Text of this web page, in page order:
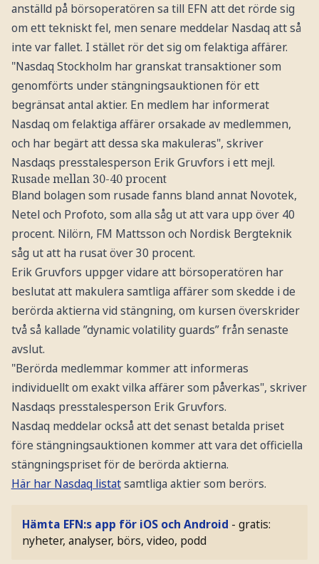
anställd på börsoperatören sa till EFN att det rörde sig
om ett tekniskt fel, men senare meddelar Nasdaq att så
inte var fallet. I stället rör det sig om felaktiga affärer.
"Nasdaq Stockholm har granskat transaktioner som
genomförts under stängningsauktionen för ett
begränsat antal aktier. En medlem har informerat
Nasdaq om felaktiga affärer orsakade av medlemmen,
och har begärt att dessa ska makuleras", skriver
Nasdaqs presstalesperson Erik Gruvfors i ett mejl.
Rusade mellan 30-40 procent
Bland bolagen som rusade fanns bland annat Novotek,
Netel och Profoto, som alla såg ut att vara upp över 40
procent. Nilörn, FM Mattsson och Nordisk Bergteknik
såg ut att ha rusat över 30 procent.
Erik Gruvfors uppger vidare att börsoperatören har
beslutat att makulera samtliga affärer som skedde i de
berörda aktierna vid stängning, om kursen överskrider
två så kallade ”dynamic volatility guards” från senaste
avslut.
"Berörda medlemmar kommer att informeras
individuellt om exakt vilka affärer som påverkas", skriver
Nasdaqs presstalesperson Erik Gruvfors.
Nasdaq meddelar också att det senast betalda priset
före stängningsauktionen kommer att vara det officiella
stängningspriset för de berörda aktierna.
Här har Nasdaq listatsamtliga aktier som berörs.
Hämta EFN:s app för iOS och Android - gratis:
nyheter, analyser, börs, video, podd